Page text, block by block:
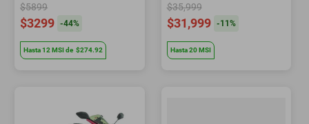
$5899
$3299 -44%
Hasta12 MSIde $274.92
$35,999
$31,999 -11%
Hasta20MSI